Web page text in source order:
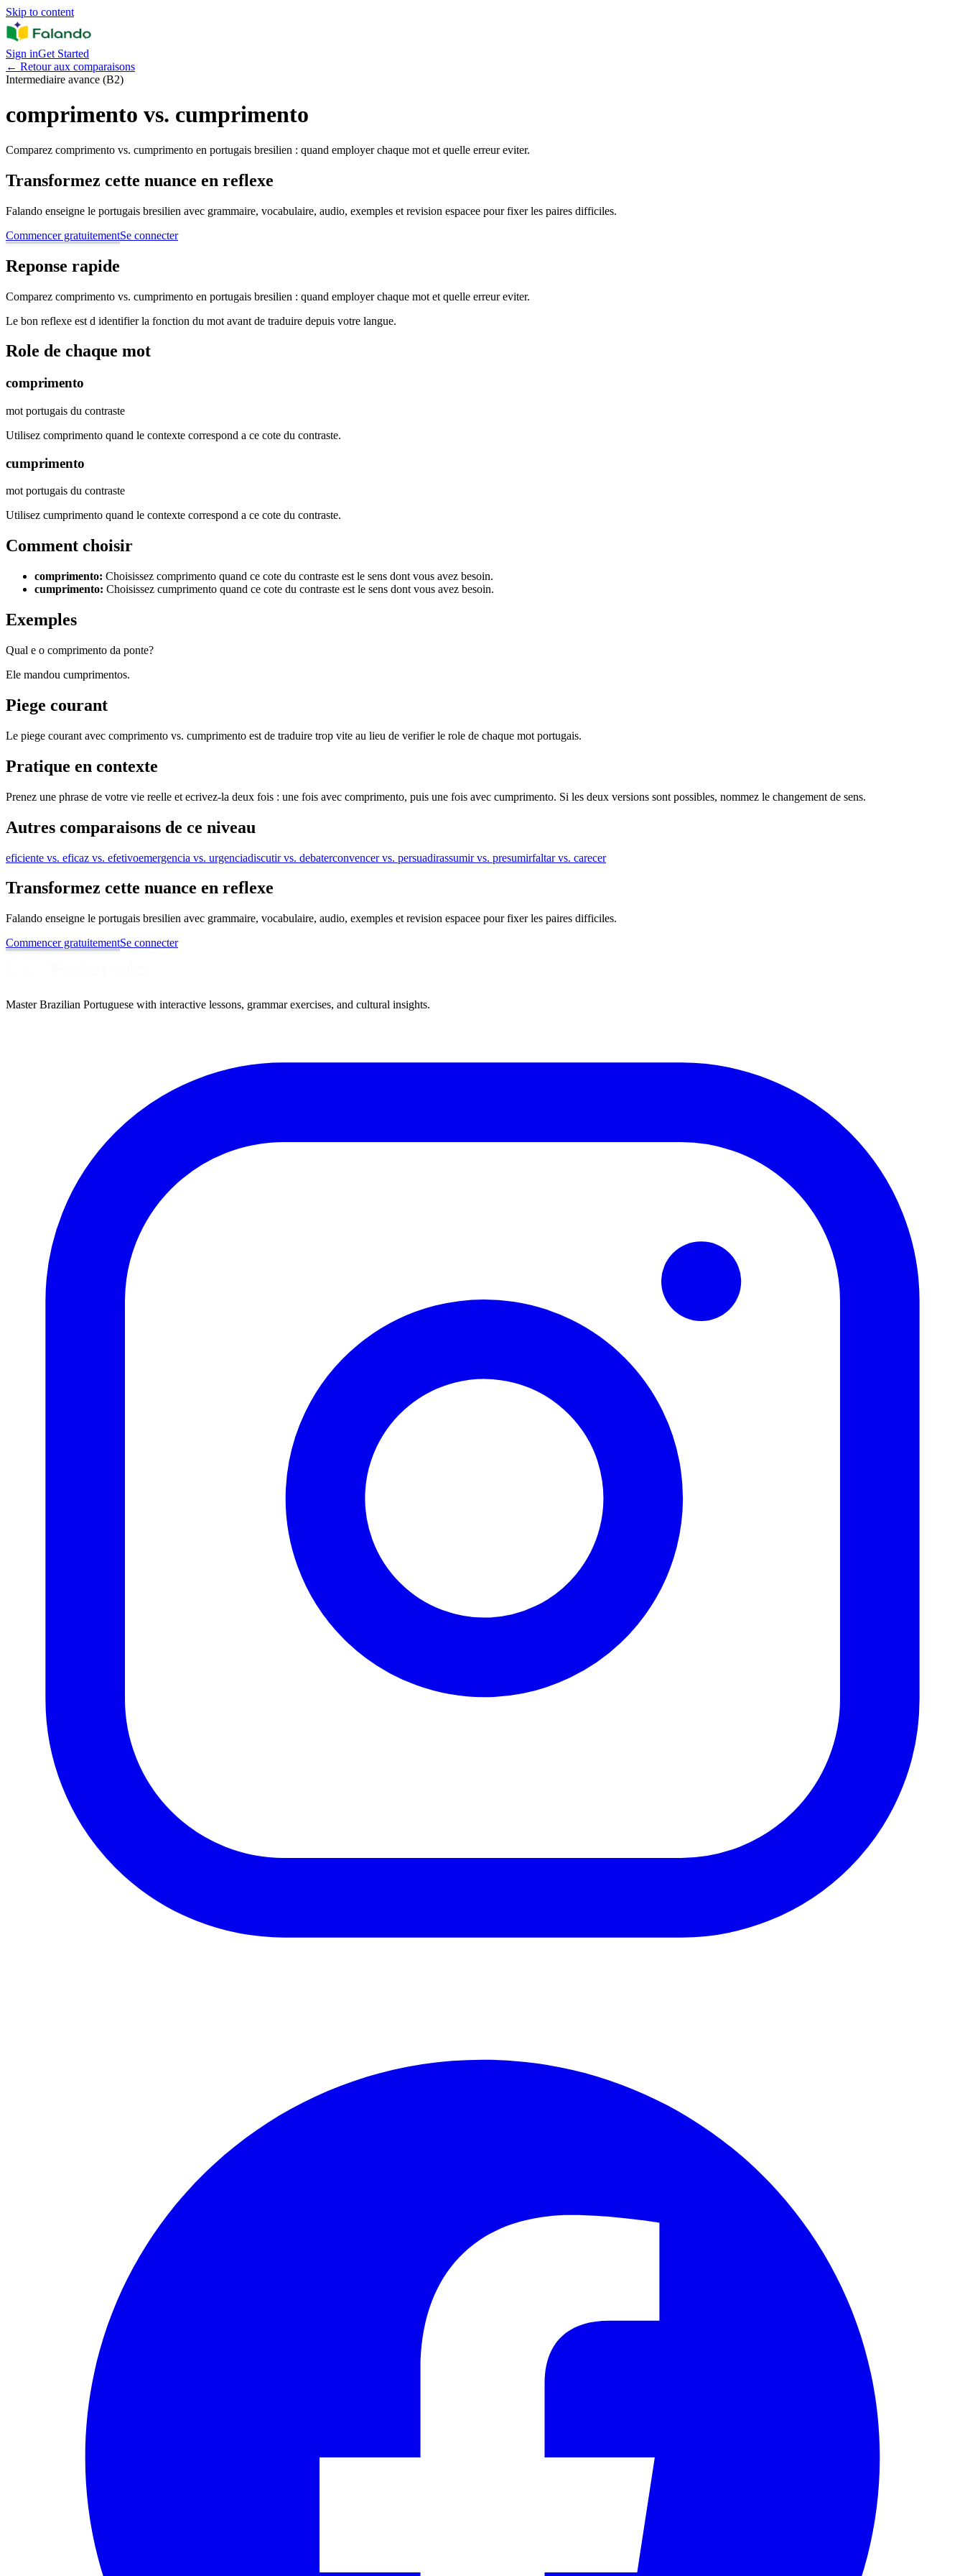
Skip to content
Sign inGet Started
← Retour aux comparaisons
Intermediaire avance (B2)
comprimento vs. cumprimento
Comparez comprimento vs. cumprimento en portugais bresilien : quand employer chaque mot et quelle erreur eviter.
Transformez cette nuance en reflexe
Falando enseigne le portugais bresilien avec grammaire, vocabulaire, audio, exemples et revision espacee pour fixer les paires difficiles.
Commencer gratuitementSe connecter
Reponse rapide
Comparez comprimento vs. cumprimento en portugais bresilien : quand employer chaque mot et quelle erreur eviter.
Le bon reflexe est d identifier la fonction du mot avant de traduire depuis votre langue.
Role de chaque mot
comprimento
mot portugais du contraste
Utilisez comprimento quand le contexte correspond a ce cote du contraste.
cumprimento
mot portugais du contraste
Utilisez cumprimento quand le contexte correspond a ce cote du contraste.
Comment choisir
comprimento: Choisissez comprimento quand ce cote du contraste est le sens dont vous avez besoin.
cumprimento: Choisissez cumprimento quand ce cote du contraste est le sens dont vous avez besoin.
Exemples
Qual e o comprimento da ponte?
Ele mandou cumprimentos.
Piege courant
Le piege courant avec comprimento vs. cumprimento est de traduire trop vite au lieu de verifier le role de chaque mot portugais.
Pratique en contexte
Prenez une phrase de votre vie reelle et ecrivez-la deux fois : une fois avec comprimento, puis une fois avec cumprimento. Si les deux versions sont possibles, nommez le changement de sens.
Autres comparaisons de ce niveau
eficiente vs. eficaz vs. efetivoemergencia vs. urgenciadiscutir vs. debaterconvencer vs. persuadirassumir vs. presumirfaltar vs. carecer
Transformez cette nuance en reflexe
Falando enseigne le portugais bresilien avec grammaire, vocabulaire, audio, exemples et revision espacee pour fixer les paires difficiles.
Commencer gratuitementSe connecter
Master Brazilian Portuguese with interactive lessons, grammar exercises, and cultural insights.